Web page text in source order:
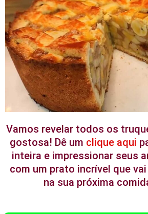
Vamos revelar todos os
gostosa! Dê um clique aqui
inteira e impressionar seus
com um prato incrível que
na sua próxima